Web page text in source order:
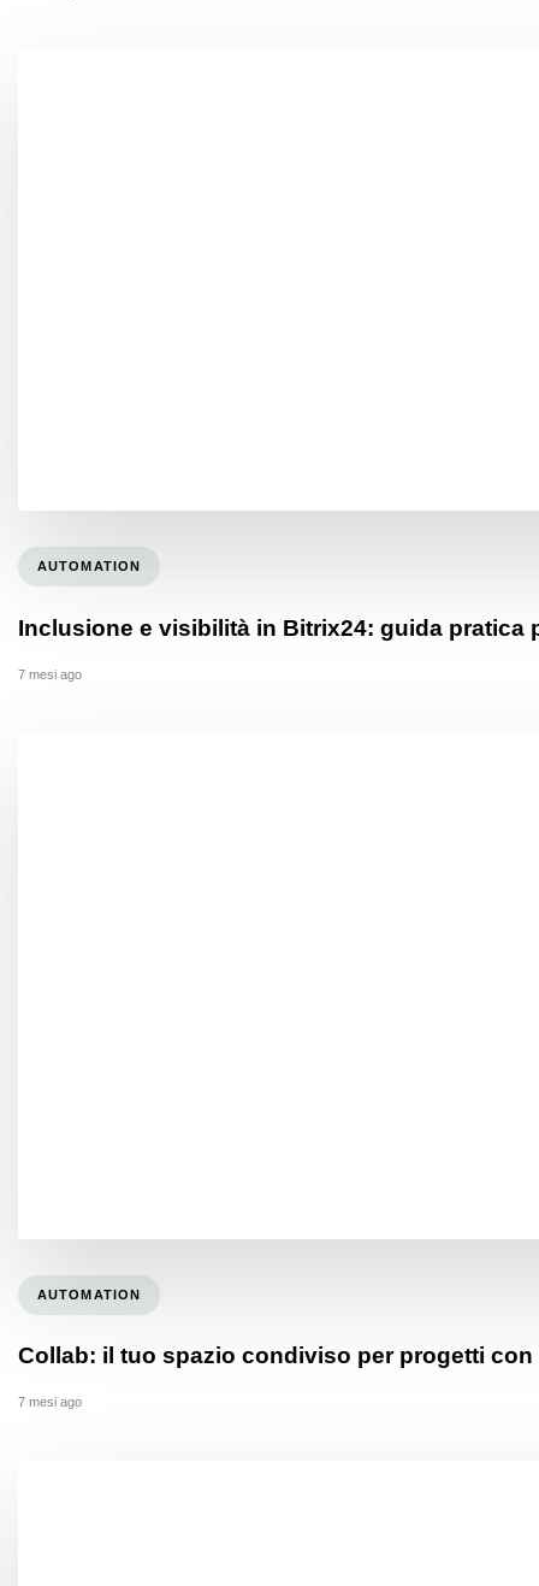
AUTOMATION
Inclusione e visibilità in Bitrix24: guida pratica
7 mesi ago
AUTOMATION
Collab: il tuo spazio condiviso per progetti con
7 mesi ago